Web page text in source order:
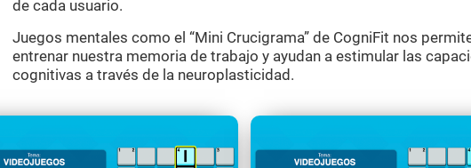
de cada usuario.
Juegos mentales como el “Mini Crucigrama” de CogniFit nos
entrenar nuestra memoria de trabajo y ayudan a estimular las
cognitivas a través de la neuroplasticidad.